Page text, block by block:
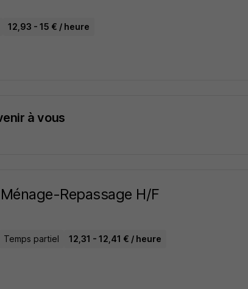
12,93 - 15 € / heure
à vous
Repassage H/F
Temps partiel 12,31 - 12,41 € / heure